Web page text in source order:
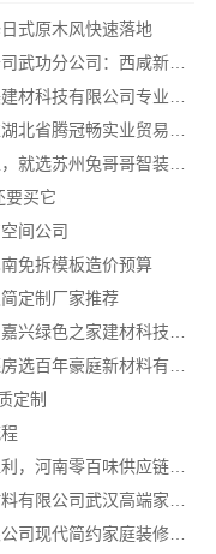
式原木风快速落地
中蓝建投（北京）建设有限公司武功分公司：西咸新区全包装修报价
昆山全案设计大平层快速施工，就选苏州兔哥哥智装新材料有限公司
要买它
间公司
免拆模板造价预算
定制厂家推荐
定制
社区高盈利零食硬折扣全域盈利，河南零百味供应链有限公司
福建尚艺空间新材料科技有限公司现代简约家庭装修免费设计整体落地